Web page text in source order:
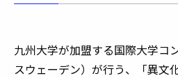
九州大学が加盟する国際大学コ
スウェーデン）が行う、「異文